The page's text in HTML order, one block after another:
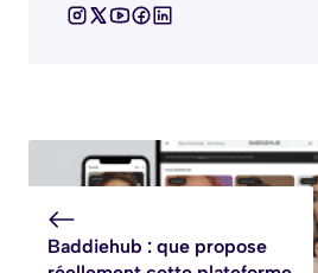
Baddiehub : que propose